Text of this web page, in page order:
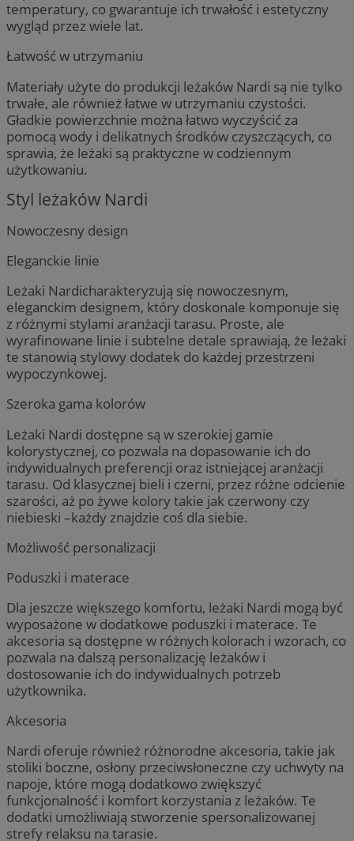
temperatury, co gwarantuje ich trwałość i estetyczny
wygląd przez wiele lat.
Łatwość w utrzymaniu
Materiały użyte do produkcji leżaków Nardi są nie tylko
trwałe, ale również łatwe w utrzymaniu czystości.
Gładkie powierzchnie można łatwo wyczyścić za
pomocą wody i delikatnych środków czyszczących, co
sprawia, że leżaki są praktyczne w codziennym
użytkowaniu.
Styl leżaków Nardi
Nowoczesny design
Eleganckie linie
Leżaki Nardicharakteryzują się nowoczesnym,
eleganckim designem, który doskonale komponuje się
z różnymi stylami aranżacji tarasu. Proste, ale
wyrafinowane linie i subtelne detale sprawiają, że leżaki
te stanowią stylowy dodatek do każdej przestrzeni
wypoczynkowej.
Szeroka gama kolorów
Leżaki Nardi dostępne są w szerokiej gamie
kolorystycznej, co pozwala na dopasowanie ich do
indywidualnych preferencji oraz istniejącej aranżacji
tarasu. Od klasycznej bieli i czerni, przez różne odcienie
szarości, aż po żywe kolory takie jak czerwony czy
niebieski –każdy znajdzie coś dla siebie.
Możliwość personalizacji
Poduszki i materace
Dla jeszcze większego komfortu, leżaki Nardi mogą być
wyposażone w dodatkowe poduszki i materace. Te
akcesoria są dostępne w różnych kolorach i wzorach, co
pozwala na dalszą personalizację leżaków i
dostosowanie ich do indywidualnych potrzeb
użytkownika.
Akcesoria
Nardi oferuje również różnorodne akcesoria, takie jak
stoliki boczne, osłony przeciwsłoneczne czy uchwyty na
napoje, które mogą dodatkowo zwiększyć
funkcjonalność i komfort korzystania z leżaków. Te
dodatki umożliwiają stworzenie spersonalizowanej
strefy relaksu na tarasie.